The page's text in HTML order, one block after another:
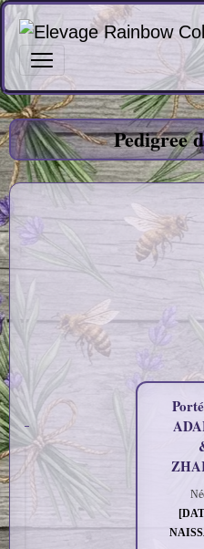
PedigreePedigree